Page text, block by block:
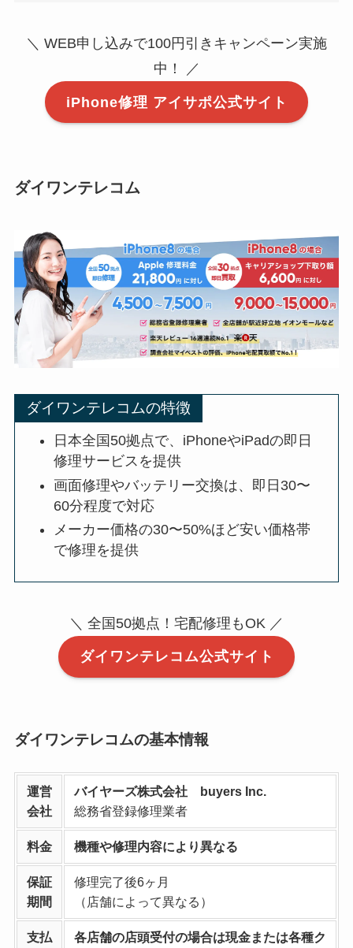
＼ WEB申し込みで100円引きキャンペーン実施
中！ ／
iPhone修理 アイサポ公式サイト
ダイワンテレコム
ダイワンテレコムの特徴
日本全国50拠点で、iPhoneやiPadの即日
修理サービスを提供
画面修理やバッテリー交換は、即日30〜
60分程度で対応
メーカー価格の30〜50%ほど安い価格帯
で修理を提供
＼ 全国50拠点！宅配修理もOK ／
ダイワンテレコム公式サイト
ダイワンテレコムの基本情報
運営
会社
バイヤーズ株式会社 buyers Inc.
総務省登録修理業者
料金 機種や修理内容により異なる
保証
期間
修理完了後6ヶ月
（店舗によって異なる）
支払 各店舗の店頭受付の場合は現金または各種ク